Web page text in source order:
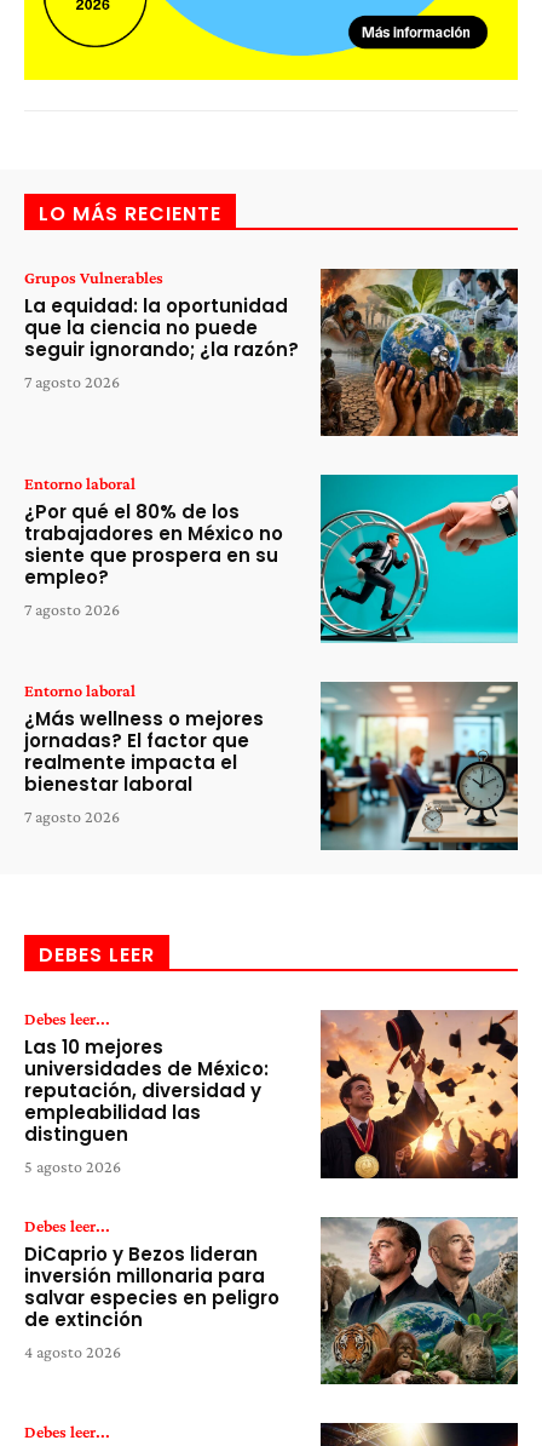
LO MÁS RECIENTE
Grupos Vulnerables
La equidad: la oportunidad
que la ciencia no puede
seguir ignorando; ¿la razón?
7 agosto 2026
Entorno laboral
¿Por qué el 80% de los
trabajadores en México no
siente que prospera en su
empleo?
7 agosto 2026
Entorno laboral
¿Más wellness o mejores
jornadas? El factor que
realmente impacta el
bienestar laboral
7 agosto 2026
DEBES LEER
Debes leer...
Las 10 mejores
universidades de México:
reputación, diversidad y
empleabilidad las
distinguen
5 agosto 2026
Debes leer...
DiCaprio y Bezos lideran
inversión millonaria para
salvar especies en peligro
de extinción
4 agosto 2026
Debes leer...